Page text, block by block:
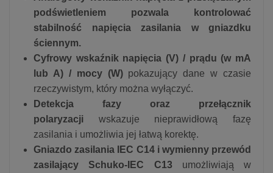
podświetleniem pozwala kontrolować
stabilność napięcia zasilania w gniazdku
ściennym.
Cyfrowy wskaźnik napięcia (V) / prądu (w mA
lub A) / mocy (W)pokazujący dane w czasie
rzeczywistym, który można wyłączyć.
Detekcja fazy oraz przełącznik
polaryzacji wskazuje nieprawidłową fazę
zasilania i umożliwia jej łatwą korektę.
Gniazdo zasilania IEC C14 i wymienny przewód
zasilający Schuko-IEC C13umożliwiają w